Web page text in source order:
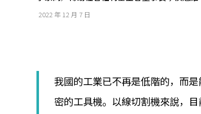
析
智
2022 年 12 月 7 日
我國的工業已不再是低階的，而
密的工具機。以線切割機來說，